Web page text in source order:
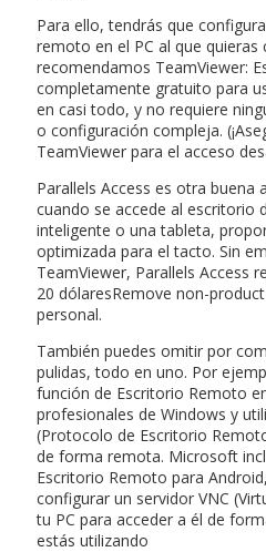
Para ello, tendrás que
remoto en el PC al que quieras
recomendamos TeamViewer:
completamente gratuito para
en casi todo, y no requiere
o configuración compleja.
TeamViewer para el acceso
Parallels Access es otra buena
cuando se accede al escritorio
inteligente o una tableta,
optimizada para el tacto. Sin
TeamViewer, Parallels Access
20 dólaresRemove non-
personal.
También puedes omitir por
pulidas, todo en uno. Por
función de Escritorio Remoto
profesionales de Windows y
(Protocolo de Escritorio
de forma remota. Microsoft
Escritorio Remoto para
configurar un servidor VNC
tu PC para acceder a él de
estás utilizando